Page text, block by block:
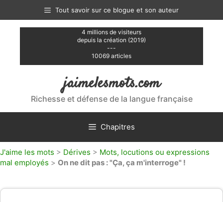
contenu
Tout savoir sur ce blogue et son auteur
4 millions de visiteurs
depuis la création (2019)
---
10069 articles
jaimelesmots.com
Richesse et défense de la langue française
Chapitres
J'aime les mots > Dérives > Mots, locutions ou expressions
mal employés > On ne dit pas : "Ça, ça m'interroge" !